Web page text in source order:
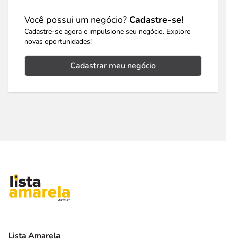
Você possui um negócio? Cadastre-se!
Cadastre-se agora e impulsione seu negócio. Explore
novas oportunidades!
Cadastrar meu negócio
Lista Amarela